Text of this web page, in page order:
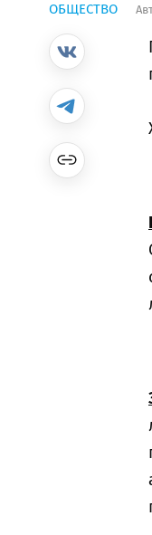
ОБЩЕСТВО